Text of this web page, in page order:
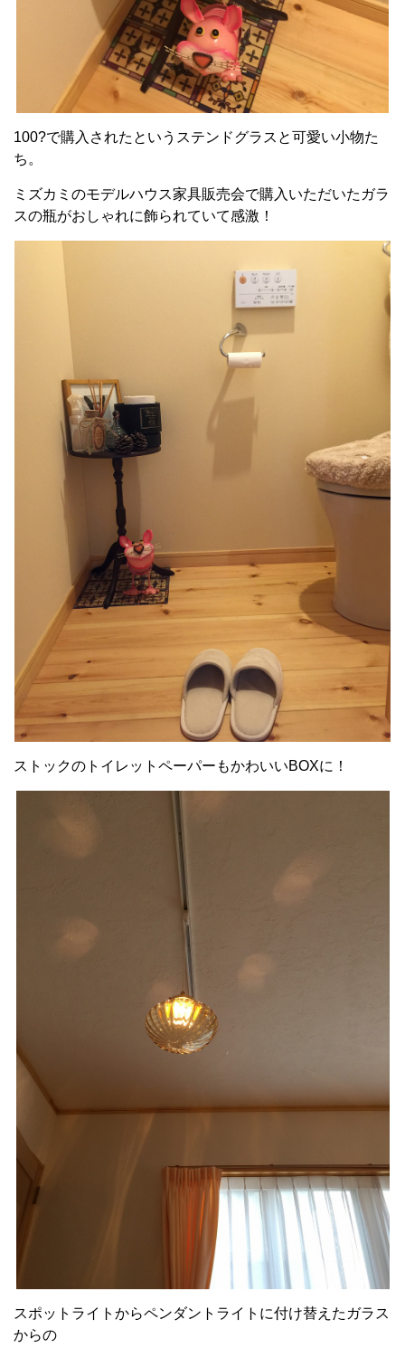
100?で購入されたというステンドグラスと可愛い小物た
ち。
ミズカミのモデルハウス家具販売会で購入いただいたガラ
スの瓶がおしゃれに飾られていて感激！
ストックのトイレットペーパーもかわいいBOXに！
スポットライトからペンダントライトに付け替えたガラス
からの